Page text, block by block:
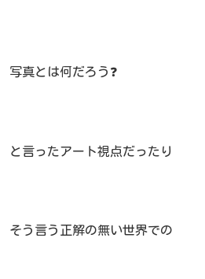
写真とは何だろう❓
と言ったアート視点だったり
そう言う正解の無い世界での